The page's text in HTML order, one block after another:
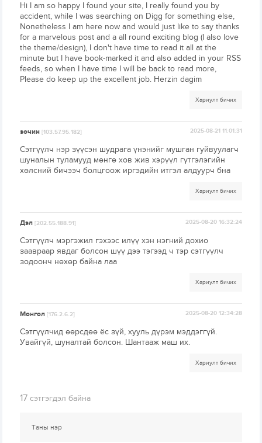
Hi I am so happy I found your site, I really found you by
accident, while I was searching on Digg for something else,
Nonetheless I am here now and would just like to say thanks
for a marvelous post and a all round exciting blog (I also love
the theme/design), I don't have time to read it all at the
minute but I have book-marked it and also added in your RSS
feeds, so when I have time I will be back to read more,
Please do keep up the excellent job. Herzin dagim
Хариулт бичих
зочин[103.57.95.182] 2025-08-21 11:01:31
Сэтгүүлч нэр зүүсэн шудрага үнэнийг мушган гуйвуулагч
шуналын туламууд мөнгө хов жив хэрүүл гүтгэлэгийн
хөлсний бичээч болцгоож иргэдийн итгэл алдуурч бна
Хариулт бичих
Дэл[202.55.188.91] 2025-08-20 16:32:24
Сэтгүүлч мэргэжил гэхээс илүү хэн нэгний дохио
заавраар явдаг болсон шүү дээ тэгээд ч тэр сэтгүүлч
зодоонч нөхөр байна лаа
Хариулт бичих
Монгол[176.2.6.2] 2025-08-20 12:34:28
Сэтгүүлчид өөрсдөө ёс зүй, хууль дүрэм мэддэггүй.
Увайгүй, шуналтай болсон. Шантааж маш их.
Хариулт бичих
17 сэтгэгдэл байна